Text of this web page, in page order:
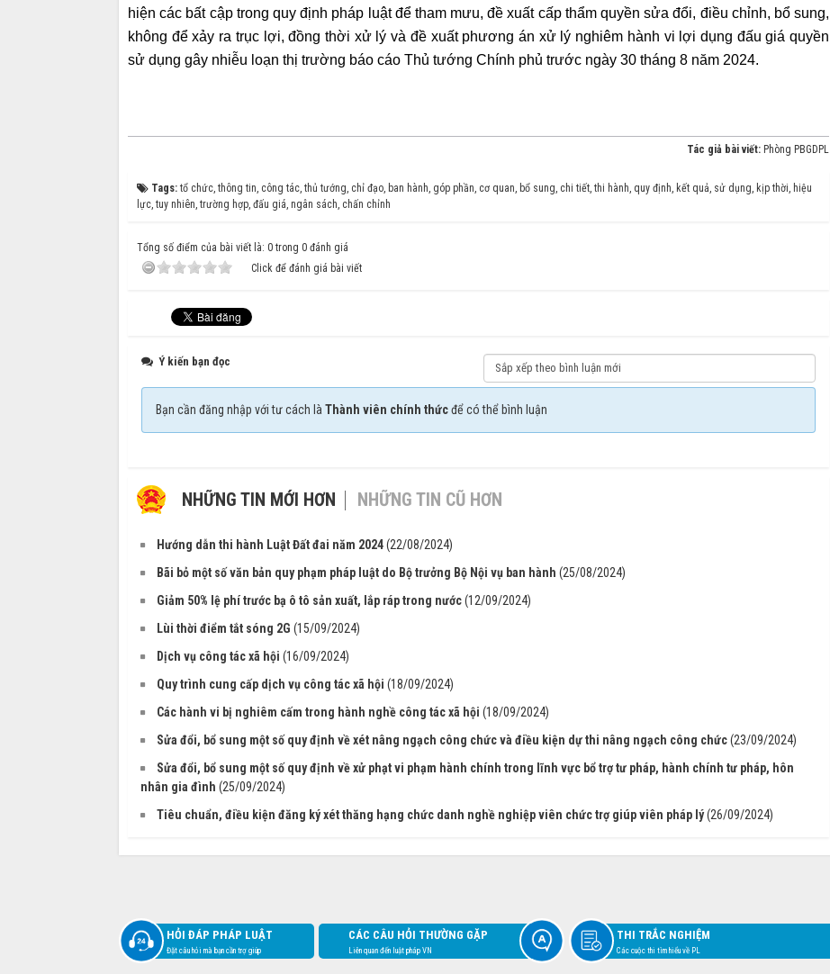
hiện các bất cập trong quy định pháp luật để tham mưu, đề xuất cấp thẩm quyền sửa đổi, điều chỉnh, bổ sung,
không để xảy ra trục lợi, đồng thời xử lý và đề xuất phương án xử lý nghiêm hành vi lợi dụng đấu giá quyền
sử dụng gây nhiễu loạn thị trường báo cáo Thủ tướng Chính phủ trước ngày 30 tháng 8 năm 2024.
Tác giả bài viết: Phòng PBGDPL
Tags: tổ chức, thông tin, công tác, thủ tướng, chỉ đạo, ban hành, góp phần, cơ quan, bổ sung, chi tiết, thi hành, quy định, kết quả, sử dụng, kịp thời, hiệu
lực, tuy nhiên, trường hợp, đấu giá, ngân sách, chấn chỉnh
Tổng số điểm của bài viết là: 0 trong 0 đánh giá
Click để đánh giá bài viết
Ý kiến bạn đọc
Bạn cần đăng nhập với tư cách là Thành viên chính thứcđể có thể bình luận
NHỮNG TIN MỚI HƠN NHỮNG TIN CŨ HƠN
Hướng dẫn thi hành Luật Đất đai năm 2024(22/08/2024)
Bãi bỏ một số văn bản quy phạm pháp luật do Bộ trưởng Bộ Nội vụ ban hành (25/08/2024)
Giảm 50% lệ phí trước bạ ô tô sản xuất, lắp ráp trong nước(12/09/2024)
Lùi thời điểm tắt sóng 2G (15/09/2024)
Dịch vụ công tác xã hội (16/09/2024)
Quy trình cung cấp dịch vụ công tác xã hội (18/09/2024)
Các hành vi bị nghiêm cấm trong hành nghề công tác xã hội (18/09/2024)
Sửa đổi, bổ sung một số quy định về xét nâng ngạch công chức và điều kiện dự thi nâng ngạch công chức(23/09/2024)
Sửa đổi, bổ sung một số quy định về xử phạt vi phạm hành chính trong lĩnh vực bổ trợ tư pháp, hành chính tư pháp, hôn
nhân gia đình (25/09/2024)
Tiêu chuẩn, điều kiện đăng ký xét thăng hạng chức danh nghề nghiệp viên chức trợ giúp viên pháp lý(26/09/2024)
HỎI ĐÁP PHÁP LUẬT
Đặt câu hỏi mà bạn cần trợ giúp
CÁC CÂU HỎI THƯỜNG GẶP
Liên quan đến luật pháp VN
THI TRẮC NGHIỆM
Các cuộc thi tìm hiểu về PL